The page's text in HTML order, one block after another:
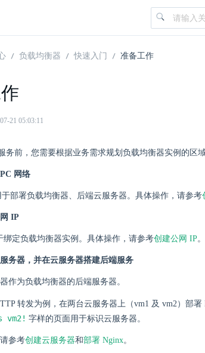
负载均衡器 快速入门 准备工作
21 05:03:11
务前，您需要根据业务需求规划负载均衡器实例的区
网络
于部署负载均衡器、后端云服务器。具体操作，请参考
IP
绑定负载均衡器实例。具体操作，请参考创建公网 IP。
务器，并在云服务器搭建后端服务
作为负载均衡器的后端服务器。
转发为例，在两台云服务器上（vm1 及 vm2）部
vm2! 字样的页面用于标识云服务器。
参考创建云服务器和部署 Nginx。